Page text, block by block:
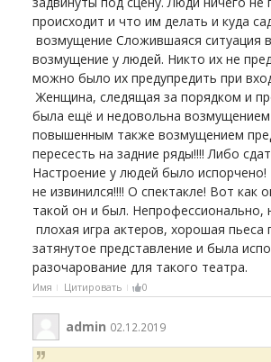
происходит и что им делать и куда
возмущение Сложившаяся ситуация
возмущение у людей. Никто их не
можно было их предупредить при
Женщина, следящая за порядком и
была ещё и недовольна
повышенным также возмущением
пересесть на задние ряды!!!! Либо
Настроение у людей было
не извинился!!!! О спектакле! Вот как
такой он и был. Непрофессионально,
плохая игра актеров, хорошая пьеса
затянутое представление и была
разочарование для такого театра.
Имя Цитировать 0
admin 02.12.2019